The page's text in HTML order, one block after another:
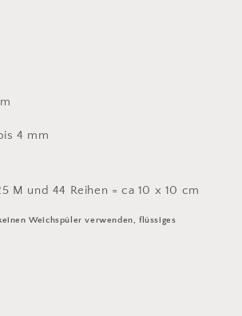
4 mm
M und 44 Reihen = ca 10 x 10 cm
Weichspüler verwenden, flüssiges